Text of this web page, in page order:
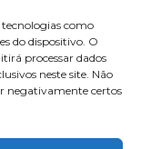
tecnologias como
do dispositivo. O
processar dados
neste site. Não
negativamente certos